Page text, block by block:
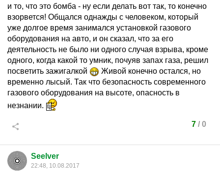
и то, что это бомба - ну если делать вот так, то конечно
взорвется! Общался однажды с человеком, который
уже долгое время занимался установкой газового
оборудования на авто, и он сказал, что за его
деятельность не было ни одного случая взрыва, кроме
одного, когда какой то умник, почуяв запах газа, решил
посветить зажигалкой
Живой конечно остался, но
временно лысый. Так что безопасность современного
газового оборудования на высоте, опасность в
незнании.
7/ 0
Seelver
22:48, 10.08.2017